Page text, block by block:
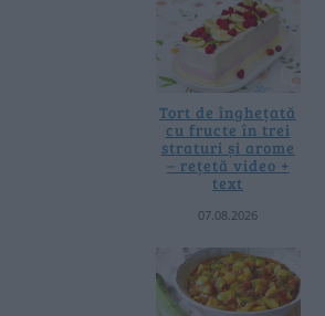
Tort de înghețată
cu fructe în trei
straturi și arome
– rețetă video +
text
07.08.2026